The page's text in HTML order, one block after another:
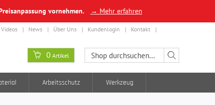
vornehmen. → Mehr erfahren
Videos News Über Uns Kundenlogin Kontakt
0 Artikel
Arbeitsschutz Werkzeug